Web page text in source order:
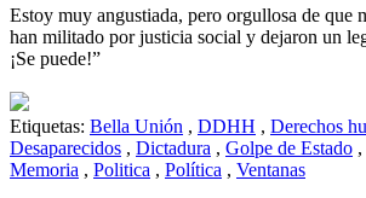
Estoy muy angustiada, pero orgullosa de que
han militado por justicia social y dejaron un
¡Se puede!”
Etiquetas: Bella Unión , DDHH , Derechos
Desaparecidos , Dictadura , Golpe de Estado ,
Memoria , Politica , Política , Ventanas